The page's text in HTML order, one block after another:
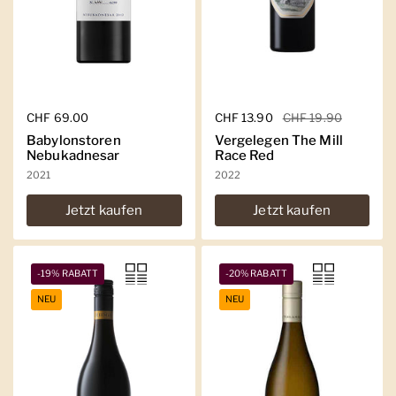
Regulärer Preis
CHF 69.00
Babylonstoren
Nebukadnesar
2021
Jetzt kaufen
Regulärer Preis
CHF 13.90 Sale-Preis
CHF 19.90
Vergelegen The Mill
Race Red
2022
Jetzt kaufen
-19% RABATT
NEU
-20% RABATT
NEU